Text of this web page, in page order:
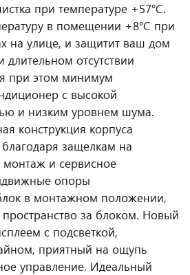
при температуре +57°C.
в помещении +8°C при
на улице, и защитит ваш дом
отсутствии
при этом минимум
с высокой
и низким уровнем шума.
конструкция корпуса
защелкам на
монтаж и сервисное
опоры
в монтажном положении,
за блоком. Новый
с подсветкой,
приятный на ощупь
управление. Идеальный